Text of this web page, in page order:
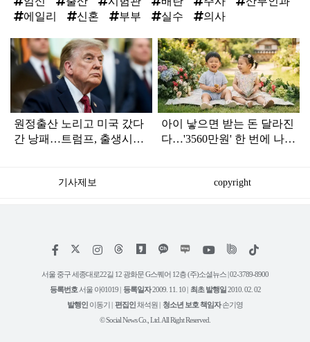
에일리
신혼 부부 실수 의사
탑
라
인
원정출산 노리고 미국 갔다
간 낭패…트럼프, 출생시민
아이 낳으면 받는 돈 달라진
다…'3560만원' 한 번에 나올
기사제보 copyright
페
스
인
타
램
위
트
유
튜
틱
서울 중구 세종대로22길 12 광화문 G스퀘어 12층 (주)소셜뉴스 | 02-3789-8900
등록번호 서울 아01019 | 등록일자2009. 11. 10 | 최초 발행일 2010. 02. 02
발행인 이동기 | 편집인 채석원 | 청소년 보호 책임자손기영
© Social News Co., Ltd. All Right Reserved.